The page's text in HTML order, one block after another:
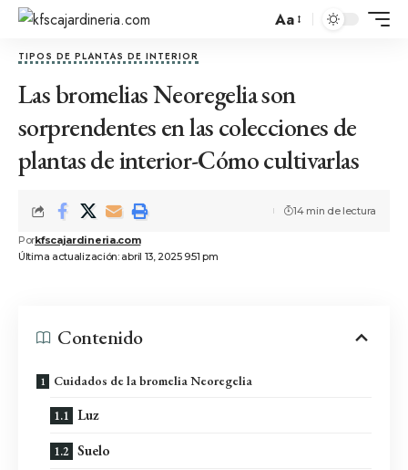
Aa
TIPOS DE PLANTAS DE INTERIOR
Las bromelias Neoregelia son
sorprendentes en las colecciones de
plantas de interior-Cómo cultivarlas
Última actualización: abril 13, 2025 9:51 pm
Porkfscajardineria.com
14 min de lectura
Contenido
Cuidados de la bromelia Neoregelia
Luz
Suelo